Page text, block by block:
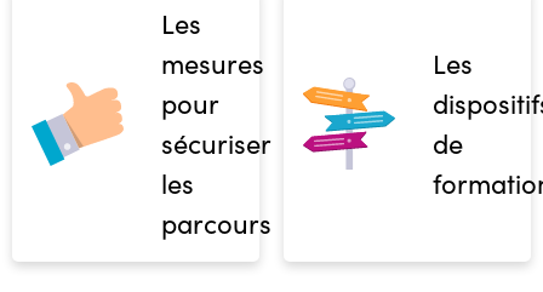
Les
mesures
pour
sécuriser
les
parcours
Les
de